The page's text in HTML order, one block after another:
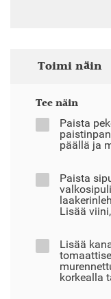
Toimi näin
Tee näin
Paista
päällä ja
Paista
Lisää
Lisää
korkealla